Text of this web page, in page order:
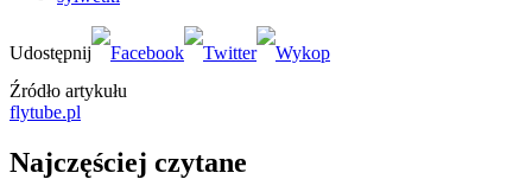
Źródło artykułu
flytube.pl
Najczęściej czytane